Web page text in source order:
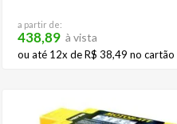
a partir de:
438,89 à vista
ou até 12x deR$ 38,49 no cartão